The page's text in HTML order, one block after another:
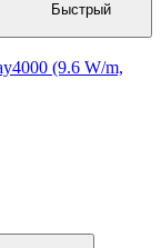
Быстрый
(9.6 W/m,